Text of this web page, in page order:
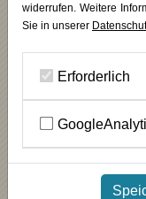
Cornelia Genschow
Freischaffende
widerrufen. Weitere
Sie in unserer
Erforderlich